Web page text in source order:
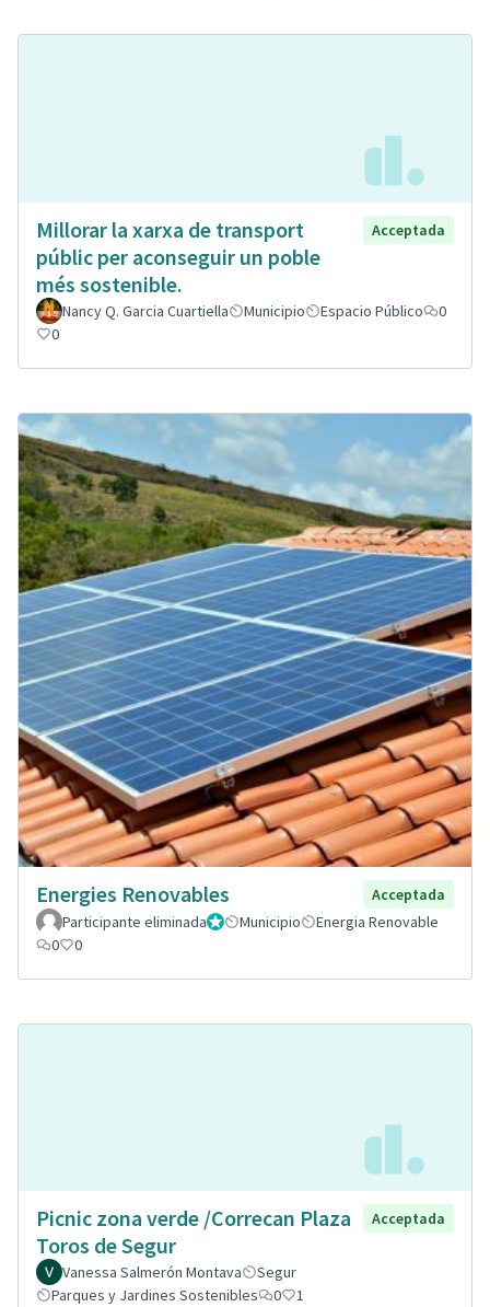
Millorar la xarxa de transport
públic per aconseguir un poble
més sostenible.
Acceptada
Nancy Q. Garcia Cuartiella Municipio Espacio Público
0
0
Energies Renovables
Acceptada
Participante eliminadaAdministrador
Municipio
Energia Renovable
0
0
Picnic zona verde /Correcan Plaza
Toros de Segur
Acceptada
Vanessa Salmerón Montava
Segur
Parques y Jardines Sostenibles
0 1